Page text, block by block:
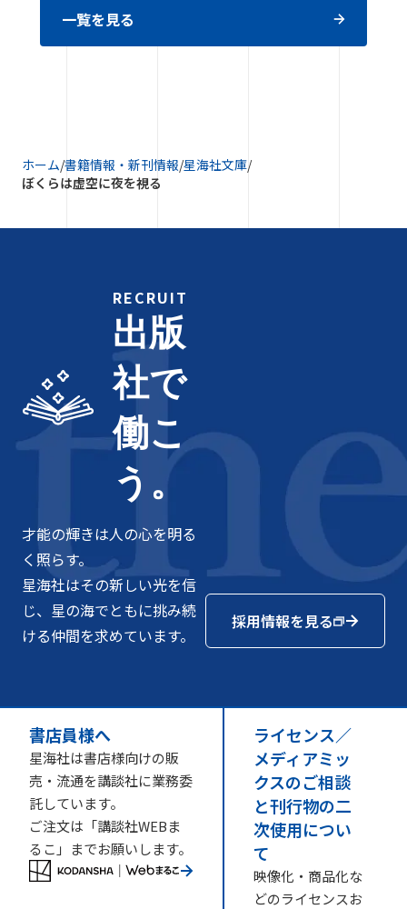
一覧を見る
ホーム/書籍情報・新刊情報/星海社文庫/
ぼくらは虚空に夜を視る
RECRUIT
出版
社で
働こ
う。
才能の輝きは人の心を明る
く照らす。
星海社はその新しい光を信
じ、星の海でともに挑み続
ける仲間を求めています。
採用情報を見る
書店員様へ
星海社は書店様向けの販
売・流通を講談社に業務委
託しています。
ご注文は「講談社WEBま
るこ」までお願いします。
ライセンス／
メディアミッ
クスのご相談
と刊行物の二
次使用につい
て
映像化・商品化な
どのライセンスお